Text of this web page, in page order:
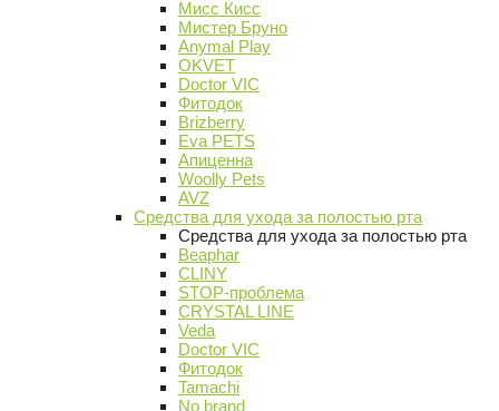
Мисс Кисс
Мистер Бруно
Anymal Play
OKVET
Doctor VIC
Фитодок
Brizberry
Eva PETS
Апиценна
Woolly Pets
AVZ
Средства для ухода за полостью рта
Средства для ухода за полостью рта
Beaphar
CLINY
STOP-проблема
CRYSTAL LINE
Veda
Doctor VIC
Фитодок
Tamachi
No brand